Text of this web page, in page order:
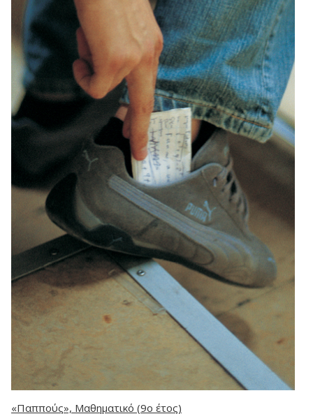
«Παππούς», Μαθηματικό (9ο έτος)